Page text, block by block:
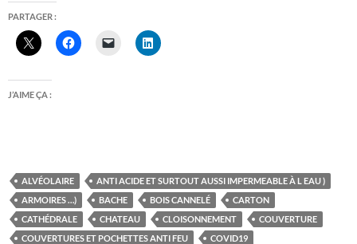
PARTAGER :
J’AIME ÇA :
ALVÉOLAIRE
ANTI ACIDE ET SURTOUT AUSSI IMPERMEABLE À L EAU )
ARMOIRES …)
BACHE BOIS CANNELÉ
CARTON
CATHÉDRALE
CHATEAU CLOISONNEMENT
COUVERTURE
COUVERTURES ET POCHETTES ANTI FEU
COVID19